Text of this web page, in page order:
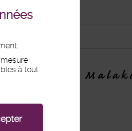
à tout